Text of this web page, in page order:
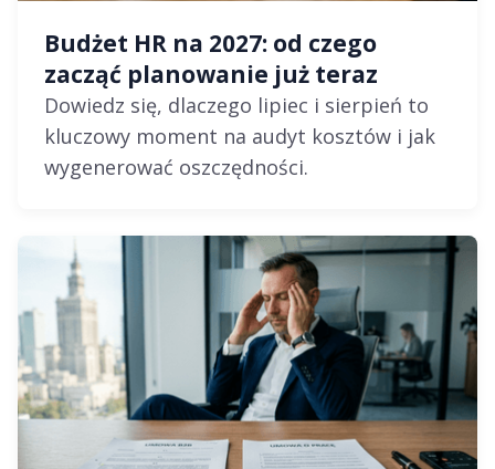
Budżet HR na 2027: od czego
zacząć planowanie już teraz
Dowiedz się, dlaczego lipiec i sierpień to
kluczowy moment na audyt kosztów i jak
wygenerować oszczędności.